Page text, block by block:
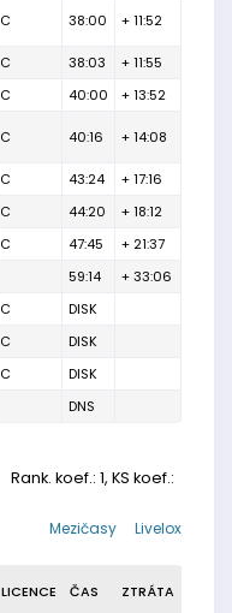
C 38:00 + 11:52
C 38:03
+ 11:55
C 40:00 + 13:52
C 40:16 + 14:08
C 43:24
+ 17:16
C 44:20
+ 18:12
C 47:45
+ 21:37
59:14
+ 33:06
C
DISK
C
DISK
C
DISK
DNS
Rank. koef.: 1, KS koef.:
Livelox
Mezičasy
LICENCE ČAS ZTRÁTA